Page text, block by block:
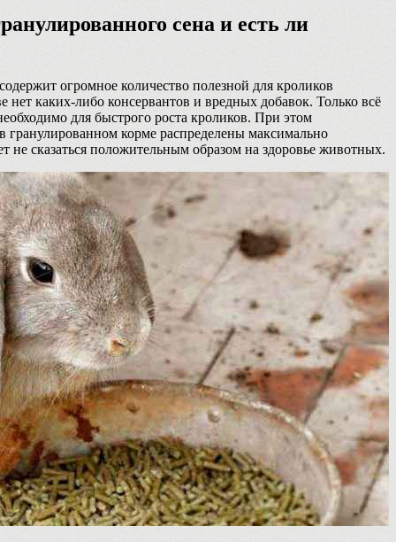
сена и есть ли
огромное количество полезной для кроликов
нет каких-либо консервантов и вредных добавок. Только всё
для быстрого роста кроликов. При этом
гранулированном корме распределены максимально
не сказаться положительным образом на здоровье животных.